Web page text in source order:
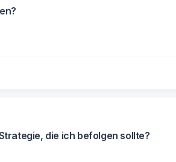
die ich befolgen sollte?